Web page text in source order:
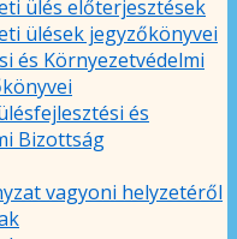
ülés előterjesztések
ülések jegyzőkönyvei
és Környezetvédelmi
és
Bizottság
vagyoni helyzetéről